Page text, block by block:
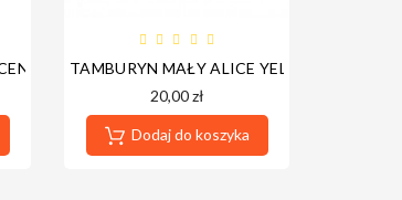
W-5BCB
TAMBURYN MAŁY ALICE YELLOW ATB009/
20,00 zł
Dodaj do koszyka